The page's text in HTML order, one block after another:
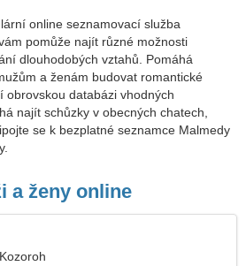
online seznamovací služba
pomůže najít různé možnosti
dlouhodobých vztahů. Pomáhá
a ženám budovat romantické
obrovskou databázi vhodných
najít schůzky v obecných chatech,
se k bezplatné seznamce Malmedy
a ženy online